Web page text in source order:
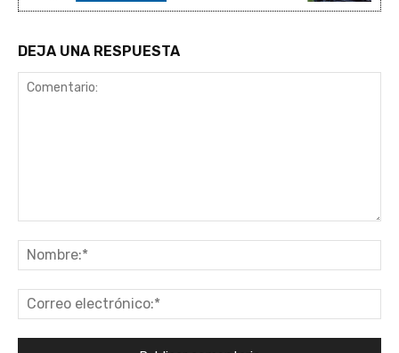
DEJA UNA RESPUESTA